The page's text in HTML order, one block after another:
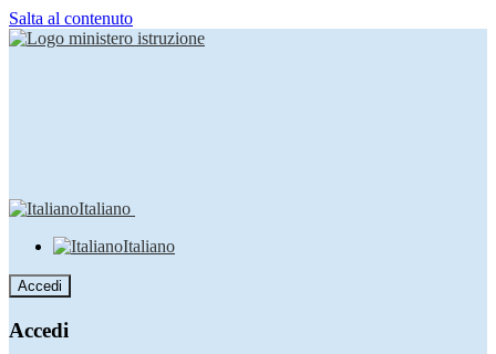
Salta al contenuto
Italiano
Italiano
Accedi
Accedi